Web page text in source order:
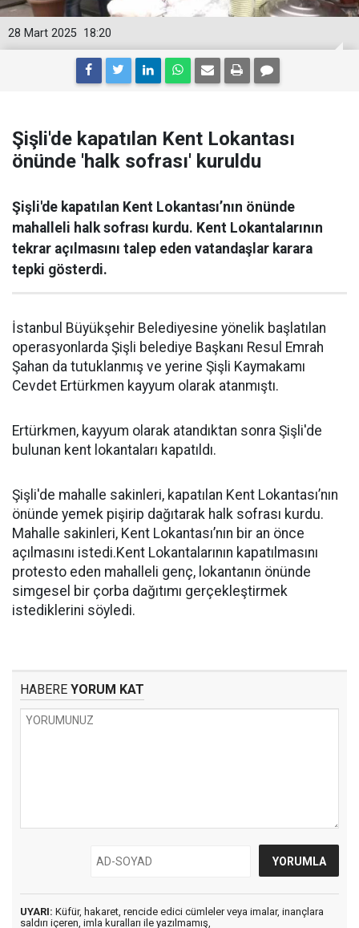
18:20
28 Mart 2025
Şişli'de kapatılan Kent Lokantası
önünde 'halk sofrası' kuruldu
Şişli'de kapatılan Kent Lokantası’nın önünde
mahalleli halk sofrası kurdu. Kent Lokantalarının
tekrar açılmasını talep eden vatandaşlar karara
tepki gösterdi.
İstanbul Büyükşehir Belediyesine yönelik başlatılan
operasyonlarda Şişli belediye Başkanı Resul Emrah
Şahan da tutuklanmış ve yerine Şişli Kaymakamı
Cevdet Ertürkmen kayyum olarak atanmıştı.
Ertürkmen, kayyum olarak atandıktan sonra Şişli'de
bulunan kent lokantaları kapatıldı.
Şişli'de mahalle sakinleri, kapatılan Kent Lokantası’nın
önünde yemek pişirip dağıtarak halk sofrası kurdu.
Mahalle sakinleri, Kent Lokantası’nın bir an önce
açılmasını istedi.Kent Lokantalarının kapatılmasını
protesto eden mahalleli genç, lokantanın önünde
simgesel bir çorba dağıtımı gerçekleştirmek
istediklerini söyledi.
HABERE YORUM KAT
UYARI: Küfür, hakaret, rencide edici cümleler veya imalar, inançlara
saldırı içeren, imla kuralları ile yazılmamış,